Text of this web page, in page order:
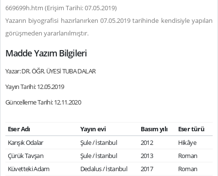
669699h.htm (Erişim Tarihi: 07.05.2019)
Yazarın biyografisi hazırlanırken 07.05.2019 tarihinde kendisiyle yapılan
görüşmeden yararlanılmıştır.
Madde Yazım Bilgileri
Yazar: DR. ÖĞR. ÜYESİ TUBA DALAR
Yayın Tarihi: 12.05.2019
Güncelleme Tarihi: 12.11.2020
Eser Adı Yayın evi Basım yılı
Eser türü
Karışık Odalar
Şule / İstanbul 2012
Hikâye
Çürük Tavşan
Şule / İstanbul 2013
Roman
Küvetteki Adam
Dedalus / İstanbul 2017
Roman